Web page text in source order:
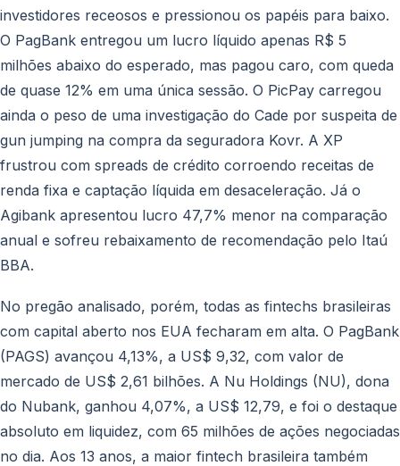
investidores receosos e pressionou os papéis para baixo.
O PagBank entregou um lucro líquido apenas R$ 5
milhões abaixo do esperado, mas pagou caro, com queda
de quase 12% em uma única sessão. O PicPay carregou
ainda o peso de uma investigação do Cade por suspeita de
gun jumping na compra da seguradora Kovr. A XP
frustrou com spreads de crédito corroendo receitas de
renda fixa e captação líquida em desaceleração. Já o
Agibank apresentou lucro 47,7% menor na comparação
anual e sofreu rebaixamento de recomendação pelo Itaú
BBA.
No pregão analisado, porém, todas as fintechs brasileiras
com capital aberto nos EUA fecharam em alta. O PagBank
(PAGS) avançou 4,13%, a US$ 9,32, com valor de
mercado de US$ 2,61 bilhões. A Nu Holdings (NU), dona
do Nubank, ganhou 4,07%, a US$ 12,79, e foi o destaque
absoluto em liquidez, com 65 milhões de ações negociadas
no dia. Aos 13 anos, a maior fintech brasileira também